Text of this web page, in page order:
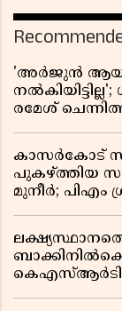
'അർജുൻ
രമേശ്
കാസർകോട്
പുകഴ്ത്തിയ
മുനീർ; പിഎം